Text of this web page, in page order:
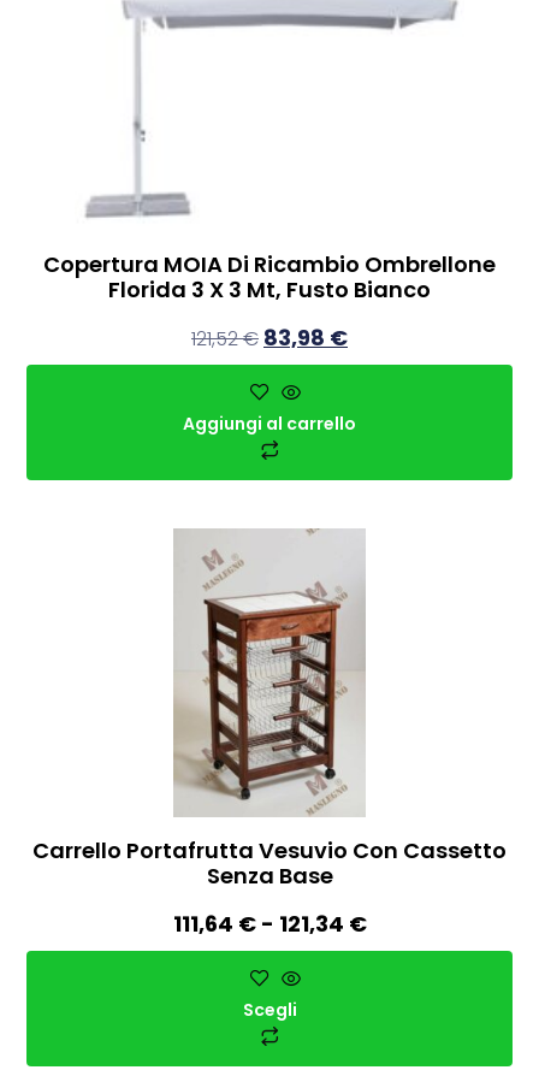
Copertura MOIA Di Ricambio Ombrellone
Florida 3 X 3 Mt, Fusto Bianco
121,52€ 83,98 €
Aggiungi al carrello
Carrello Portafrutta Vesuvio Con Cassetto
Senza Base
111,64 € - 121,34 €
Scegli